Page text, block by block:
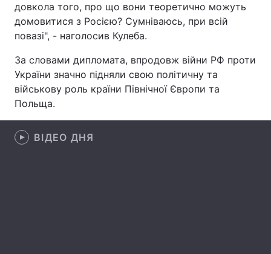
Цікавинки Погода
Екологія Регіони
Лонгріди
Відео з Youtube
Інтерв'ю
довкола того, про що вони теоретично можуть
домовитися з Росією? Сумніваюсь, при всій
повазі", - наголосив Кулеба.
За словами дипломата, впродовж війни РФ проти
України значно підняли свою політичну та
військову роль країни Північної Європи та
Польща.
ВІДЕО ДНЯ